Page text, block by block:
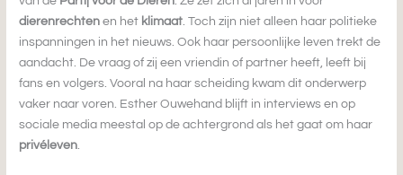
dierenrechten en het klimaat. Toch zijn niet alleen haar politieke
inspanningen in het nieuws. Ook haar persoonlijke leven trekt de
aandacht. De vraag of zij een vriendin of partner heeft, leeft bij
fans en volgers. Vooral na haar scheiding kwam dit onderwerp
vaker naar voren. Esther Ouwehand blijft in interviews en op
sociale media meestal op de achtergrond als het gaat om haar
privéleven.